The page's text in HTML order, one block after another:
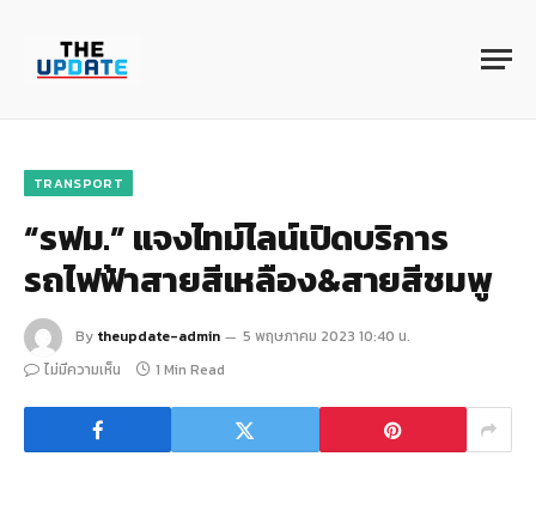
TRANSPORT
“รฟม.” แจงไทม์ไลน์เปิดบริการ
รถไฟฟ้าสายสีเหลือง&สายสีชมพู
By theupdate-admin
5 พฤษภาคม 2023 10:40 น.
ไม่มีความเห็น
1 Min Read